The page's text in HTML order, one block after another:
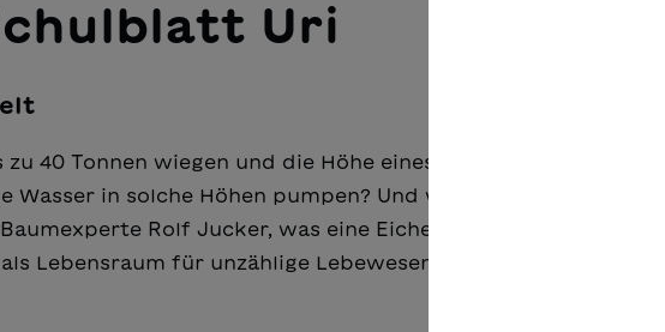
Uri
40 Tonnen wiegen und die Höhe eines zehnstöckigen Hauses
Wasser in solche Höhen pumpen? Und wie trotzt sie Wind und
Rolf Jucker, was eine Eiche ausmacht: Ihre
Lebensraum für unzählige Lebewesen.